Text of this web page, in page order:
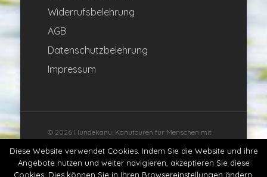
Widerrufsbelehrung
AGB
Datenschutzbelehrung
Impressum
© 2026 Hundekanu. Kanutouren für Menschen mit
Diese Website verwendet Cookies. Indem Sie die Website und ihre
Angebote nutzen und weiter navigieren, akzeptieren Sie diese
Cookies. Dies können Sie in Ihren Browsereinstellungen ändern.